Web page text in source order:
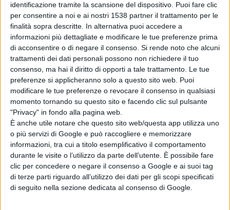
identificazione tramite la scansione del dispositivo. Puoi fare clic
per consentire a noi e ai nostri 1538 partner il trattamento per le
finalità sopra descritte. In alternativa puoi accedere a
informazioni più dettagliate e modificare le tue preferenze prima
di acconsentire o di negare il consenso. Si rende noto che alcuni
trattamenti dei dati personali possono non richiedere il tuo
consenso, ma hai il diritto di opporti a tale trattamento. Le tue
preferenze si applicheranno solo a questo sito web. Puoi
modificare le tue preferenze o revocare il consenso in qualsiasi
momento tornando su questo sito e facendo clic sul pulsante
"Privacy" in fondo alla pagina web.
È anche utile notare che questo sito web/questa app utilizza uno
o più servizi di Google e può raccogliere e memorizzare
informazioni, tra cui a titolo esemplificativo il comportamento
durante le visite o l’utilizzo da parte dell’utente. È possibile fare
clic per concedere o negare il consenso a Google e ai suoi tag
di terze parti riguardo all’utilizzo dei dati per gli scopi specificati
di seguito nella sezione dedicata al consenso di Google.
ARGOMENTI: parco tittoni
Articolo successivo